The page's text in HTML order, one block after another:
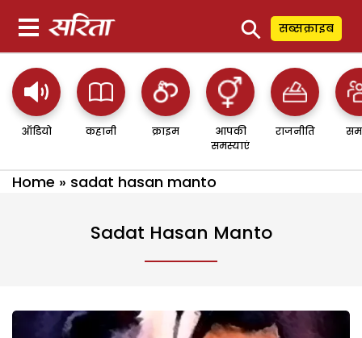
⚲ सब्सक्राइब
ऑडियो कहानी क्राइम
आपकी
समस्याएं
राजनीति
Home » sadat hasan manto
Sadat Hasan Manto